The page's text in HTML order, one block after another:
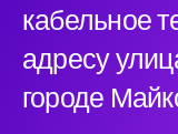
кабельное
адресу
городе